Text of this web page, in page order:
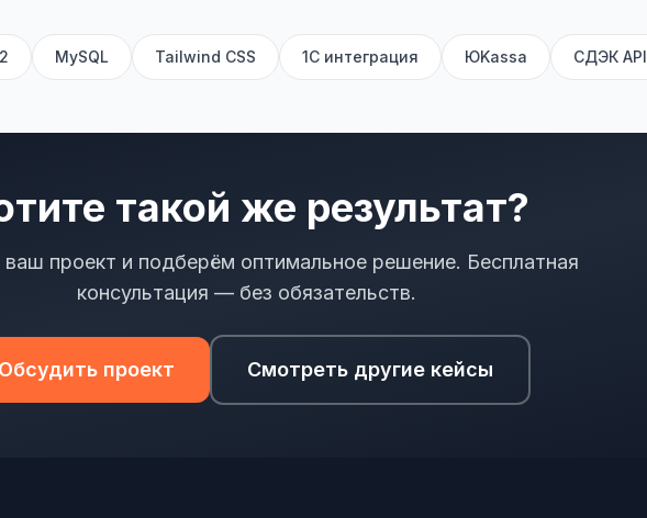
MySQL Tailwind CSS 1С интеграция ЮKassa СДЭК API
такой же результат?
проект и подберём оптимальное решение. Бесплатная
консультация — без обязательств.
Обсудить проект Смотреть другие кейсы